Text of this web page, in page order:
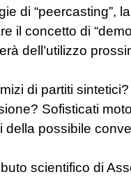
di “peercasting”,
il concetto di
dell’utilizzo
di partiti
Sofisticati
possibile
scientifico di